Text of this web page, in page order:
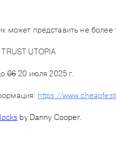
может представить не более
TRUST UTOPIA
0620 июля 2025 г.
https://
by Danny Cooper.